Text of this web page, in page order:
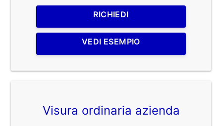
RICHIEDI
VEDI ESEMPIO
Visura ordinaria azienda